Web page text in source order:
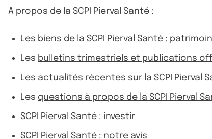
A propos de la SCPI Pierval Santé :
Les biens de la SCPI Pierval Santé :
Les bulletins trimestriels et publications
Les actualités récentes sur la SCPI Pierval
Les questions à propos de la SCPI Pierval
SCPI Pierval Santé : investir
SCPI Pierval Santé : notre avis